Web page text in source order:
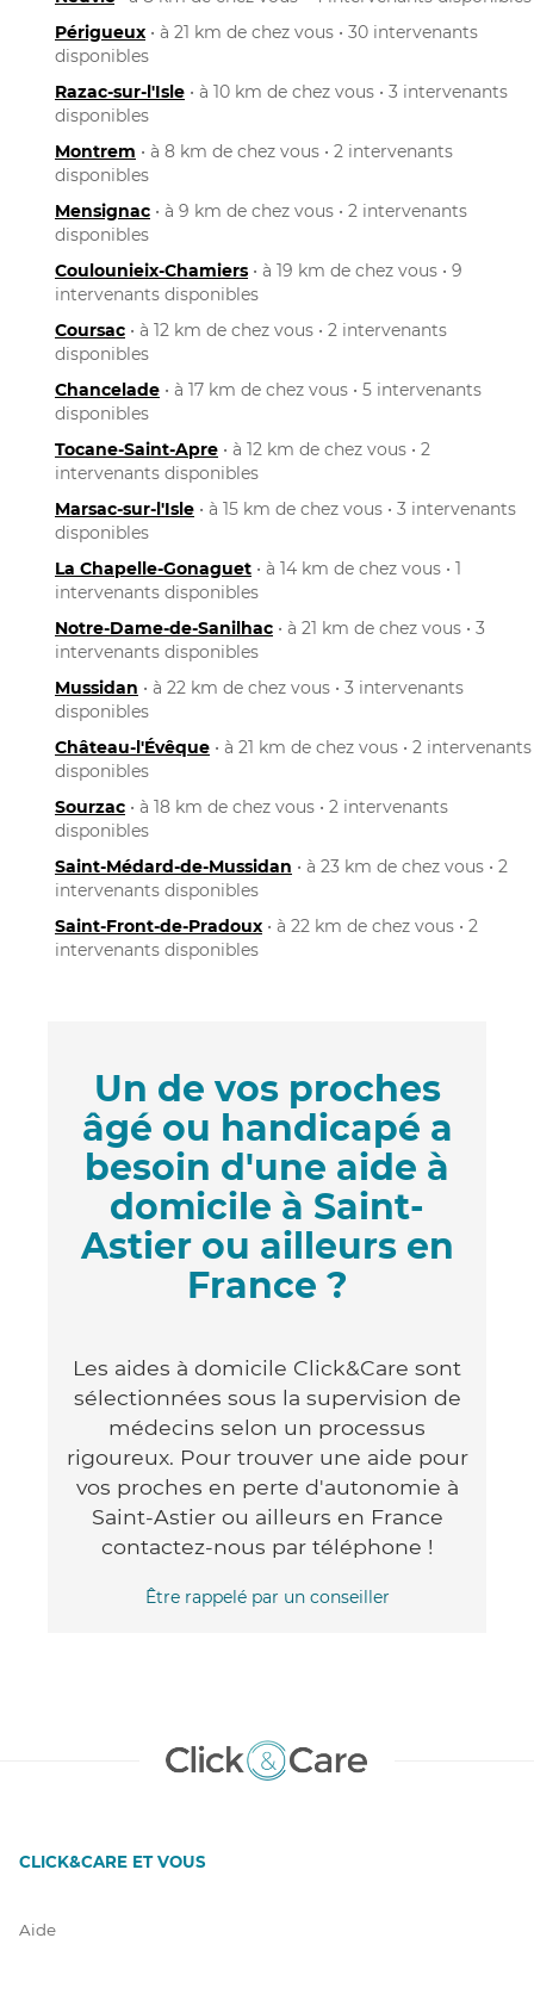
Périgueux • à 21 km de chez vous • 30 intervenants
disponibles
Razac-sur-l'Isle • à 10 km de chez vous • 3 intervenants
disponibles
Montrem • à 8 km de chez vous • 2 intervenants
disponibles
Mensignac • à 9 km de chez vous • 2 intervenants
disponibles
Coulounieix-Chamiers • à 19 km de chez vous • 9
intervenants disponibles
Coursac • à 12 km de chez vous • 2 intervenants
disponibles
Chancelade • à 17 km de chez vous • 5 intervenants
disponibles
Tocane-Saint-Apre • à 12 km de chez vous • 2
intervenants disponibles
Marsac-sur-l'Isle • à 15 km de chez vous • 3 intervenants
disponibles
La Chapelle-Gonaguet • à 14 km de chez vous • 1
intervenants disponibles
Notre-Dame-de-Sanilhac • à 21 km de chez vous • 3
intervenants disponibles
Mussidan • à 22 km de chez vous • 3 intervenants
disponibles
Château-l'Évêque • à 21 km de chez vous • 2 intervenants
disponibles
Sourzac • à 18 km de chez vous • 2 intervenants
disponibles
Saint-Médard-de-Mussidan • à 23 km de chez vous • 2
intervenants disponibles
Saint-Front-de-Pradoux • à 22 km de chez vous • 2
intervenants disponibles
Un de vos proches
âgé ou handicapé a
besoin d'une aide à
domicile à Saint-
Astier ou ailleurs en
France ?
Les aides à domicile Click&Care sont
sélectionnées sous la supervision de
médecins selon un processus
rigoureux. Pour trouver une aide pour
vos proches en perte d'autonomie à
Saint-Astier ou ailleurs en France
contactez-nous par téléphone !
Être rappelé par un conseiller
CLICK&CARE ET VOUS
Aide